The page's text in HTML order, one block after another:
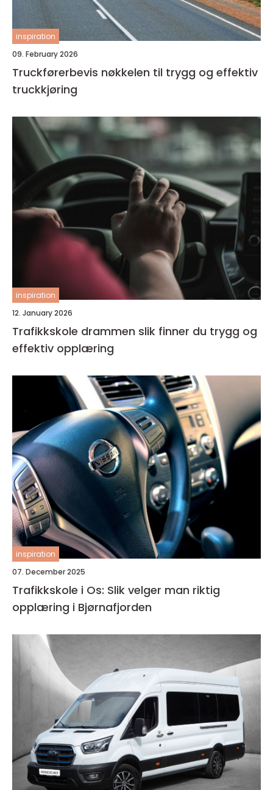
inspiration
09. February 2026
Truckførerbevis nøkkelen til trygg og effektiv
truckkjøring
inspiration
12. January 2026
Trafikkskole drammen slik finner du trygg og
effektiv opplæring
inspiration
07. December 2025
Trafikkskole i Os: Slik velger man riktig
opplæring i Bjørnafjorden